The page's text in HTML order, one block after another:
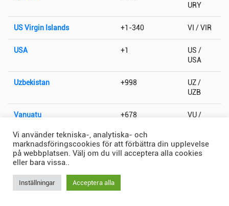
URY
US Virgin Islands +1-340 VI / VIR
USA +1
US /
USA
Uzbekistan +998
UZ /
UZB
Vanuatu +678
VU /
Vatikanstaten +379 VA / VAT
Vi använder tekniska-, analytiska- och
marknadsföringscookies för att förbättra din upplevelse
på webbplatsen. Välj om du vill acceptera alla cookies
eller bara vissa..
Inställningar Acceptera alla